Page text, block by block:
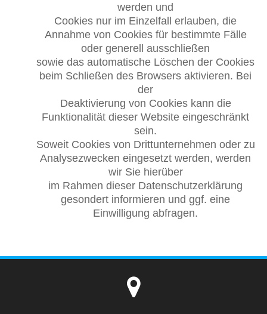
werden und
Cookies nur im Einzelfall erlauben, die
Annahme von Cookies für bestimmte Fälle
oder generell ausschließen
sowie das automatische Löschen der Cookies
beim Schließen des Browsers aktivieren. Bei
der
Deaktivierung von Cookies kann die
Funktionalität dieser Website eingeschränkt
sein.
Soweit Cookies von Drittunternehmen oder zu
Analysezwecken eingesetzt werden, werden
wir Sie hierüber
im Rahmen dieser Datenschutzerklärung
gesondert informieren und ggf. eine
Einwilligung abfragen.